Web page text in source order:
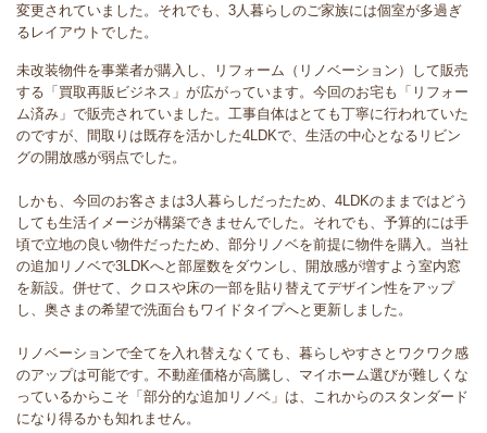
変更されていました。それでも、3人暮らしのご家族には個室が多過ぎ
るレイアウトでした。
未改装物件を事業者が購入し、リフォーム（リノベーション）して販売
する「買取再販ビジネス」が広がっています。今回のお宅も「リフォー
ム済み」で販売されていました。工事自体はとても丁寧に行われていた
のですが、間取りは既存を活かした4LDKで、生活の中心となるリビン
グの開放感が弱点でした。
しかも、今回のお客さまは3人暮らしだったため、4LDKのままではどう
しても生活イメージが構築できませんでした。それでも、予算的には手
頃で立地の良い物件だったため、部分リノベを前提に物件を購入。当社
の追加リノベで3LDKへと部屋数をダウンし、開放感が増すよう室内窓
を新設。併せて、クロスや床の一部を貼り替えてデザイン性をアップ
し、奥さまの希望で洗面台もワイドタイプへと更新しました。
リノベーションで全てを入れ替えなくても、暮らしやすさとワクワク感
のアップは可能です。不動産価格が高騰し、マイホーム選びが難しくな
っているからこそ「部分的な追加リノベ」は、これからのスタンダード
になり得るかも知れません。